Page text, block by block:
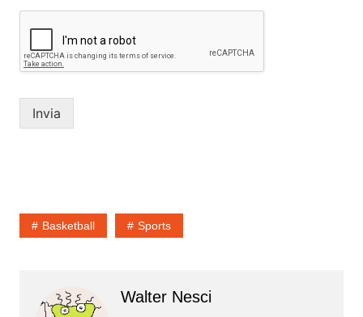
Invia
Basketball Sports
Walter Nesci